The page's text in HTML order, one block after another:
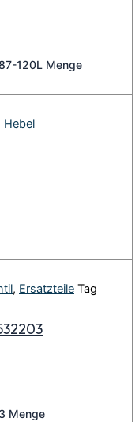
120L Menge
Hebel
, Ersatzteile Tag
Menge